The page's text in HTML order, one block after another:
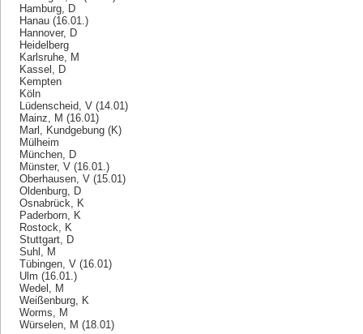
Hamburg, D
Hanau (16.01.)
Hannover, D
Heidelberg
Karlsruhe, M
Kassel, D
Kempten
Köln
Lüdenscheid, V (14.01)
Mainz, M (16.01)
Marl, Kundgebung (K)
Mülheim
München, D
Münster, V (16.01.)
Oberhausen, V (15.01)
Oldenburg, D
Osnabrück, K
Paderborn, K
Rostock, K
Stuttgart, D
Suhl, M
Tübingen, V (16.01)
Ulm (16.01.)
Wedel, M
Weißenburg, K
Worms, M
Würselen, M (18.01)